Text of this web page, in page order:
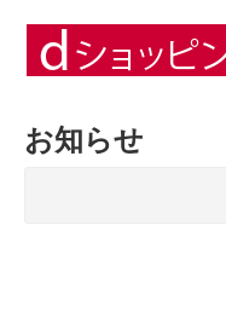
お知らせ